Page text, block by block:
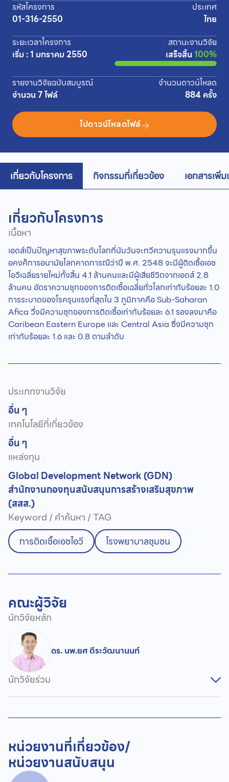
รหัสโครงการ
01-316-2550
ประเทศ
ไทย
ระยะเวลาโครงการ
เริ่ม : 1 มกราคม 2550
สถานะงานวิจัย
เสร็จสิ้น 100%
รายงานวิจัยฉบับสมบูรณ์
จำนวน 7 ไฟล์
จำนวนดาวน์โหลด
884 ครั้ง
ไปดาวน์โหลดไฟล์
เกี่ยวกับโครงการ กิจกรรมที่เกี่ยวข้อง เอกสารเพิ่
เกี่ยวกับโครงการ
เนื้อหา
เอดส์เป็นปัญหาสุขภาพระดับโลกที่นับวันจะทวีความรุนแรงมากขึ้น
อคงค็การอนามัยโลกคาดการณืว่าปี พ.ศ. 2548 จะมีผู้ติดเชื้อเอช
ไอวีเฉลี่ยรายใหม่ทั้งสิ้น 4.1 ล้านคนและมีผู้เสียชีวิตจากเอดส์ 2.8
ล้านคน อัตราความชุกของการติดเชื้อเฉลี่ยทั่วโลกเท่ากับร้อยละ 1.0
การระบาดของโรครุนแรงที่สุดใน 3 ภูมิภาคคือ Sub-Saharan
Afica วึ่งมีความชุกของการติดเชื้อเท่ากับร้อยละ 6.1 รองลงมาคือ
Caribean Eastern Europe และ Central Asia ซึ่งมีความชุก
เท่ากับร้อยละ 1.6 และ 0.8 ตามลำดับ
ประเภทงานวิจัย
อื่น ๆ
เทคโนโลยีที่เกี่ยวข้อง
อื่น ๆ
แหล่งทุน
Global Development Network (GDN)
สำนักงานกองทุนสนับสนุนการสร้างเสริมสุขภาพ
(สสส.)
Keyword / คำค้นหา / TAG
การติดเชื้อเอชไอวี
โรงพยาบาลชุมชน
คณะผู้วิจัย
นักวิจัยหลัก
ดร. นพ.ยศ ตีระวัฒนานนท์
นักวิจัยร่วม
หน่วยงานที่เกี่ยวข้อง/
หน่วยงานสนับสนุน